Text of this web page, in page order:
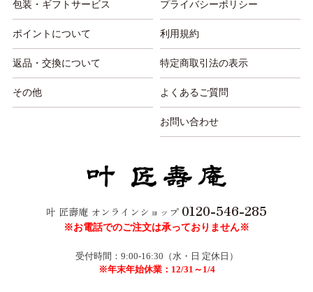
包装・ギフトサービス
ポイントについて
返品・交換について
その他
プライバシーポリシー
利用規約
特定商取引法の表示
よくあるご質問
お問い合わせ
叶 匠壽庵 オンラインショップ 0120-546-285
※お電話でのご注文は承っておりません※
受付時間：9:00-16:30（水・日 定休日）
※年末年始休業：12/31～1/4